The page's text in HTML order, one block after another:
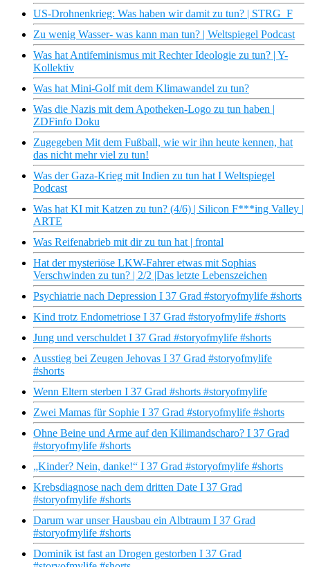
US-Drohnenkrieg: Was haben wir damit zu tun? | STRG_F
Zu wenig Wasser- was kann man tun? | Weltspiegel Podcast
Was hat Antifeminismus mit Rechter Ideologie zu tun? | Y-
Kollektiv
Was hat Mini-Golf mit dem Klimawandel zu tun?
Was die Nazis mit dem Apotheken-Logo zu tun haben |
ZDFinfo Doku
Zugegeben Mit dem Fußball, wie wir ihn heute kennen, hat
das nicht mehr viel zu tun!
Was der Gaza-Krieg mit Indien zu tun hat I Weltspiegel
Podcast
Was hat KI mit Katzen zu tun? (4/6) | Silicon F***ing Valley |
ARTE
Was Reifenabrieb mit dir zu tun hat | frontal
Hat der mysteriöse LKW-Fahrer etwas mit Sophias
Verschwinden zu tun? | 2/2 |Das letzte Lebenszeichen
Psychiatrie nach Depression I 37 Grad #storyofmylife #shorts
Kind trotz Endometriose I 37 Grad #storyofmylife #shorts
Jung und verschuldet I 37 Grad #storyofmylife #shorts
Ausstieg bei Zeugen Jehovas I 37 Grad #storyofmylife
#shorts
Wenn Eltern sterben I 37 Grad #shorts #storyofmylife
Zwei Mamas für Sophie I 37 Grad #storyofmylife #shorts
Ohne Beine und Arme auf den Kilimandscharo? I 37 Grad
#storyofmylife #shorts
„Kinder? Nein, danke!“ I 37 Grad #storyofmylife #shorts
Krebsdiagnose nach dem dritten Date I 37 Grad
#storyofmylife #shorts
Darum war unser Hausbau ein Albtraum I 37 Grad
#storyofmylife #shorts
Dominik ist fast an Drogen gestorben I 37 Grad